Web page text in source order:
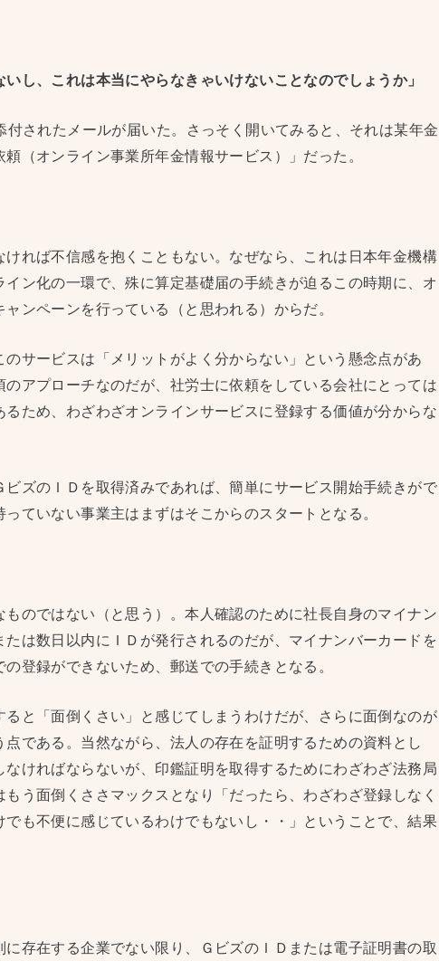
いし、これは本当にやらなきゃいけないことなのでしょうか」
されたメールが届いた。さっそく開いてみると、それは某年金
（オンライン事業所年金情報サービス）」だった。
ければ不信感を抱くこともない。なぜなら、これは日本年金機構
ン化の一環で、殊に算定基礎届の手続きが迫るこの時期に、オ
ンペーンを行っている（と思われる）からだ。
サービスは「メリットがよく分からない」という懸念点があ
アプローチなのだが、社労士に依頼をしている会社にとっては
るため、わざわざオンラインサービスに登録する価値が分からな
ズのＩＤを取得済みであれば、簡単にサービス開始手続きがで
ていない事業主はまずはそこからのスタートとなる。
のではない（と思う）。本人確認のために社長自身のマイナン
は数日以内にＩＤが発行されるのだが、マイナンバーカードを
登録ができないため、郵送での手続きとなる。
と「面倒くさい」と感じてしまうわけだが、さらに面倒なのが
点である。当然ながら、法人の存在を証明するための資料とし
ければならないが、印鑑証明を取得するためにわざわざ法務局
う面倒くささマックスとなり「だったら、わざわざ登録しなく
も不便に感じているわけでもないし・・」ということで、結果
存在する企業でない限り、ＧビズのＩＤまたは電子証明書の取